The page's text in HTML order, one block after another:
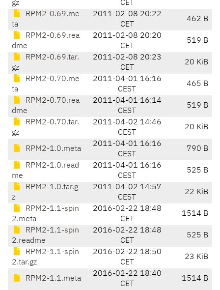
gz CET
RPM2-0.69.me
ta
2011-02-08 20:22
CET
462 B
RPM2-0.69.rea
dme
2011-02-08 20:20
CET
519 B
RPM2-0.69.tar.
gz
2011-02-08 20:23
CET
20 KiB
RPM2-0.70.me
ta
2011-04-01 16:16
CEST
465 B
RPM2-0.70.rea
dme
2011-04-01 16:14
CEST
519 B
RPM2-0.70.tar.
gz
2011-04-02 14:46
CEST
20 KiB
RPM2-1.0.meta
2011-04-01 16:16
CEST
790 B
RPM2-1.0.read
me
2011-04-01 16:16
CEST
525 B
RPM2-1.0.tar.g
z
2011-04-02 14:57
CEST
22 KiB
RPM2-1.1-spin
2.meta
2016-02-22 18:48
CET
1514 B
RPM2-1.1-spin
2.readme
2016-02-22 18:48
CET
525 B
RPM2-1.1-spin
2.tar.gz
2016-02-22 18:50
CET
23 KiB
RPM2-1.1.meta
2016-02-22 18:40
CET
1514 B